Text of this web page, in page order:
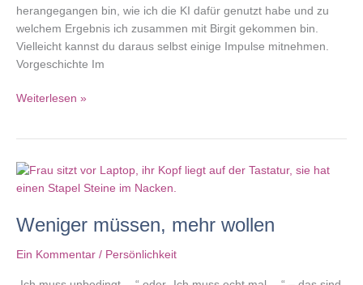
herangegangen bin, wie ich die KI dafür genutzt habe und zu
welchem Ergebnis ich zusammen mit Birgit gekommen bin.
Vielleicht kannst du daraus selbst einige Impulse mitnehmen.
Vorgeschichte Im
In
schärfen
Weiterlesen »
Weniger müssen, mehr wollen
Ein Kommentar / Persönlichkeit